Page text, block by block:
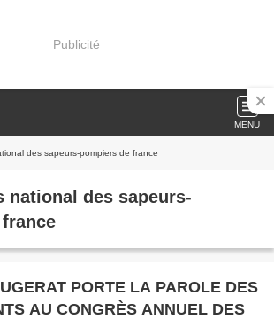
Publicité
MENU
des sapeurs-pompiers de france
national des sapeurs-
PORTE LA PAROLE DES
AU CONGRÈS ANNUEL DES